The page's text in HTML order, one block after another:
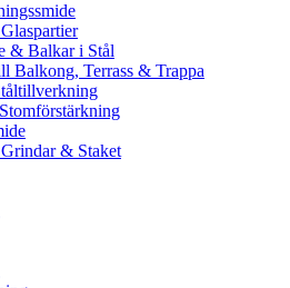
& Balkar i Stål
Balkong, Terrass & Trappa
& Staket